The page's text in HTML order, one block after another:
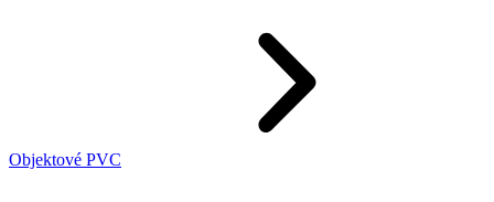
Objektové PVC